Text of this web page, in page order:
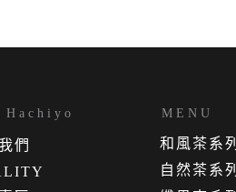
Hachiyo
們
自然茶系列
和風茶系列
MENU